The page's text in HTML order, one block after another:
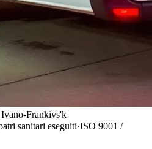
Ivano-Frankivs'k
sanitari eseguiti·ISO 9001 /